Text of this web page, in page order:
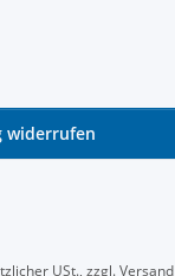
widerrufen
USt., zzgl.Versand